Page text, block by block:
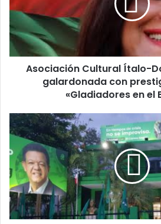
PAIFA
galardonada
con
prestigioso
premio
«Gladiadores
Asociación Cultural Ítalo-
galardonada con
«Gladiadores en el
FP
mantiene
abierto
centro
de
acopio
en
solidaridad
con